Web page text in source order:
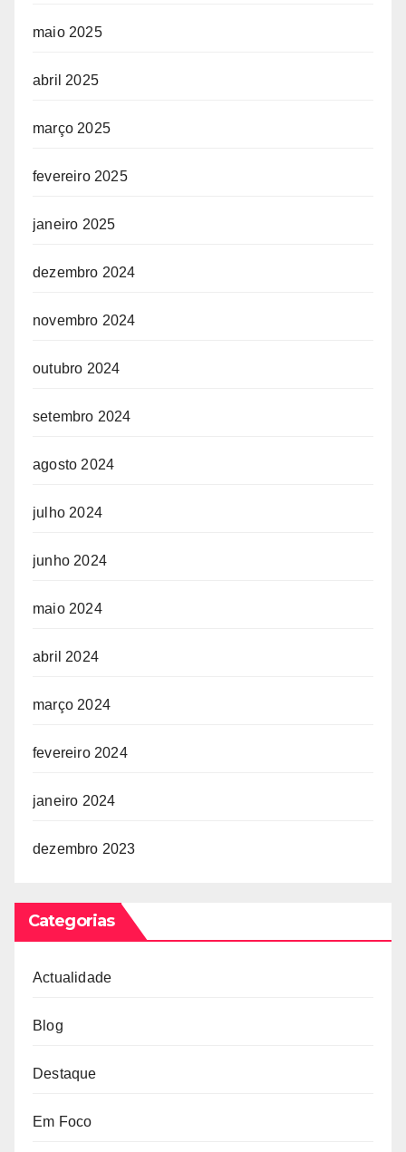
maio 2025
abril 2025
março 2025
fevereiro 2025
janeiro 2025
dezembro 2024
novembro 2024
outubro 2024
setembro 2024
agosto 2024
julho 2024
junho 2024
maio 2024
abril 2024
março 2024
fevereiro 2024
janeiro 2024
dezembro 2023
Categorias
Actualidade
Blog
Destaque
Em Foco